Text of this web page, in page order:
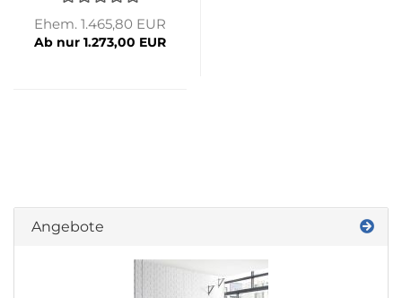
Ehem. 1.465,80 EUR
Ab nur 1.273,00 EUR
Angebote